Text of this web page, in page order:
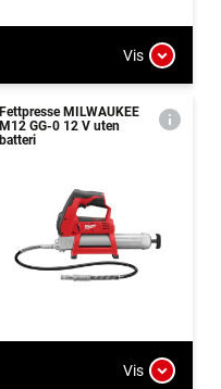
Vis
Fettpresse MILWAUKEE
M12 GG-0 12 V uten
batteri
Vis